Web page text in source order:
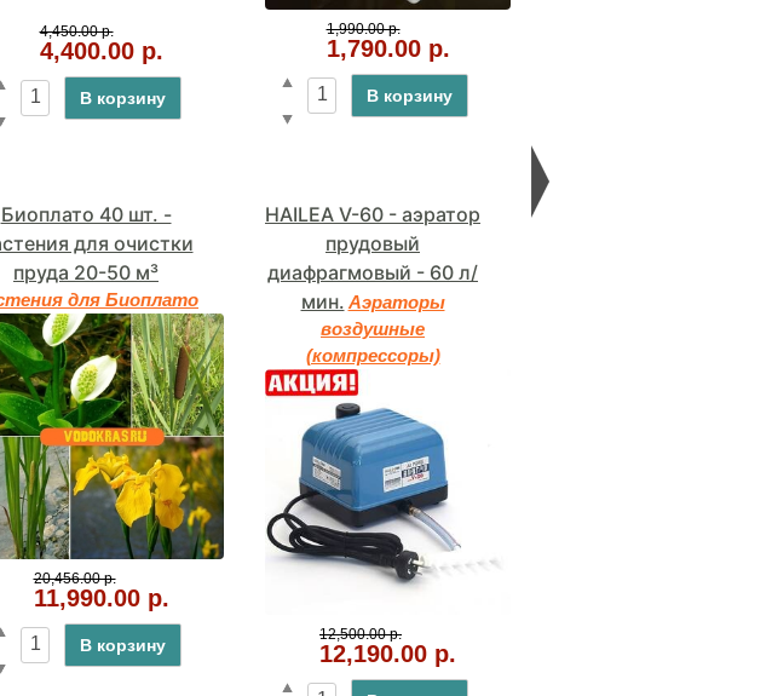
4,450.00 р.
4,400.00 р.
В корзину
1,990.00 р.
1,790.00 р.
В корзину
Биоплато 40 шт. -
для очистки
пруда 20-50 м³
для Биоплато
20,456.00 р.
11,990.00 р.
В корзину
HAILEA V-60 - аэратор
прудовый
диафрагмовый - 60 л/
мин. Аэраторы
воздушные
(компрессоры)
12,500.00 р.
12,190.00 р.